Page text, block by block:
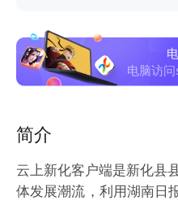
电脑访
简介
云上新化客户端是新化县
体发展潮流，利用湖南日